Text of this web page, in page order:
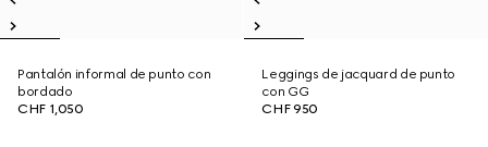
Pantalón informal de punto con
bordado
CHF 1,050
Leggings de jacquard de punto
con GG
CHF 950